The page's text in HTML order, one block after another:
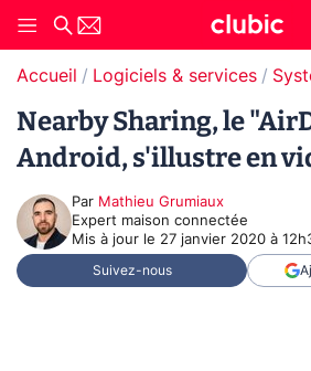
Accueil Logiciels & services
Nearby Sharing, le
Android, s'illustre en
Par Mathieu Grumiaux
Expert maison connectée
Mis à jour le 27 janvier 2020 à
Suivez-nous